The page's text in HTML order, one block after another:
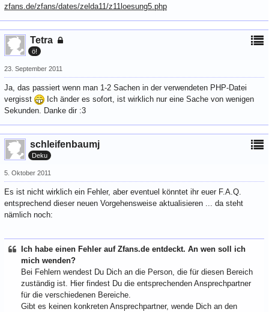
zfans.de/zfans/dates/zelda11/z11loesung5.php
Tetra
ö!
23. September 2011
Ja, das passiert wenn man 1-2 Sachen in der verwendeten PHP-Datei
vergisst
Ich änder es sofort, ist wirklich nur eine Sache von wenigen
Sekunden. Danke dir :3
schleifenbaumj
Deku
5. Oktober 2011
Es ist nicht wirklich ein Fehler, aber eventuel könntet ihr euer F.A.Q.
entsprechend dieser neuen Vorgehensweise aktualisieren ... da steht
nämlich noch:
Ich habe einen Fehler auf Zfans.de entdeckt. An wen soll ich
mich wenden?
Bei Fehlern wendest Du Dich an die Person, die für diesen Bereich
zuständig ist. Hier findest Du die entsprechenden Ansprechpartner
für die verschiedenen Bereiche.
Gibt es keinen konkreten Ansprechpartner, wende Dich an den